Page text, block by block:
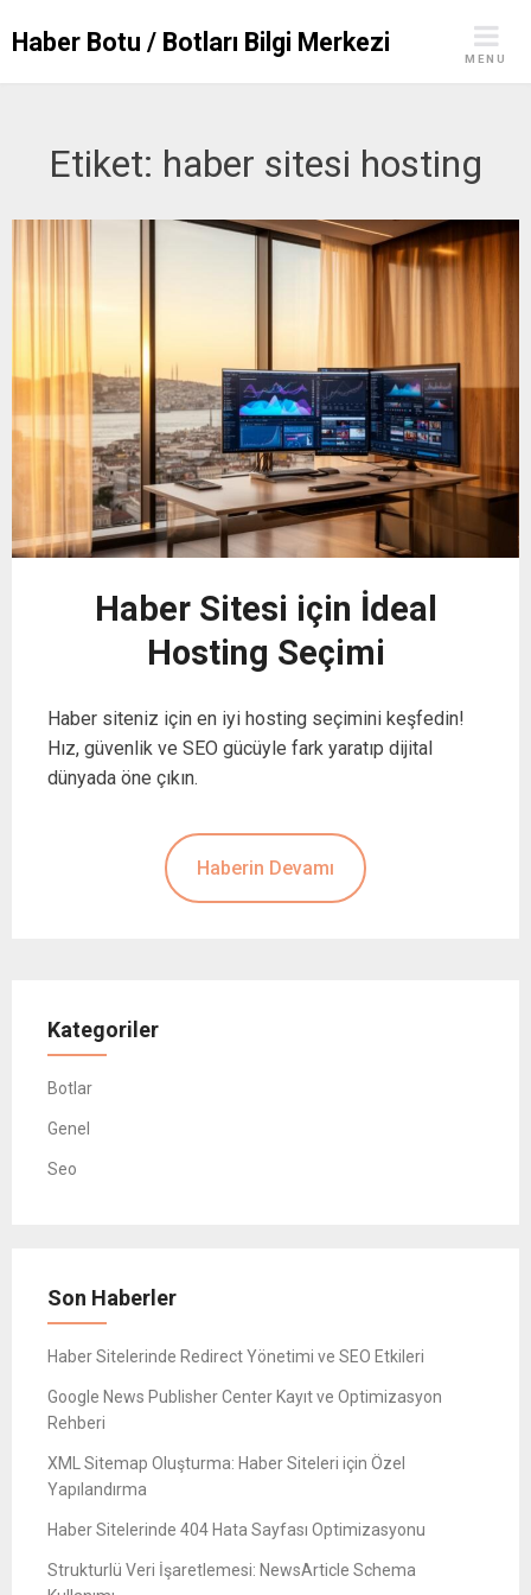
Haber Botu / Botları Bilgi Merkezi
MENU
Etiket: haber sitesi hosting
Haber Sitesi için İdeal
Hosting Seçimi
Haber siteniz için en iyi hosting seçimini keşfedin!
Hız, güvenlik ve SEO gücüyle fark yaratıp dijital
dünyada öne çıkın.
Haberin Devamı
Kategoriler
Botlar
Genel
Seo
Son Haberler
Haber Sitelerinde Redirect Yönetimi ve SEO Etkileri
Google News Publisher Center Kayıt ve Optimizasyon
Rehberi
XML Sitemap Oluşturma: Haber Siteleri için Özel
Yapılandırma
Haber Sitelerinde 404 Hata Sayfası Optimizasyonu
Strukturlü Veri İşaretlemesi: NewsArticle Schema